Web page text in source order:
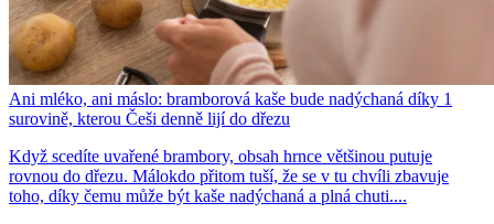
Ani mléko, ani máslo: bramborová kaše bude nadýchaná díky 1
surovině, kterou Češi denně lijí do dřezu
Když scedíte uvařené brambory, obsah hrnce většinou putuje
rovnou do dřezu. Málokdo přitom tuší, že se v tu chvíli zbavuje
toho, díky čemu může být kaše nadýchaná a plná chuti....